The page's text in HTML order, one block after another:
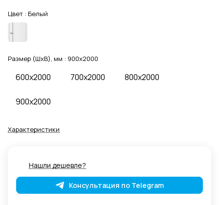
Цвет : Белый
Размер (ШхВ), мм : 900x2000
600x2000 700x2000 800x2000
900x2000
Характеристики
Нашли дешевле?
Консультация по Telegram